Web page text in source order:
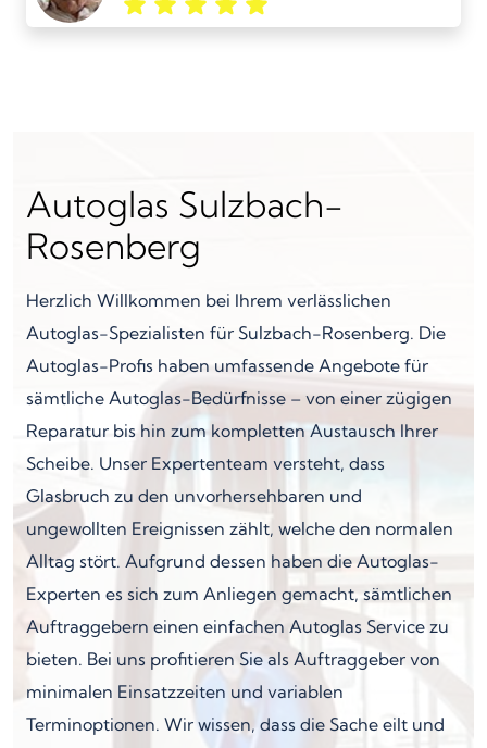
Autoglas Sulzbach-
Rosenberg
Herzlich Willkommen bei Ihrem verlässlichen
Autoglas-Spezialisten für Sulzbach-Rosenberg. Die
Autoglas-Profis haben umfassende Angebote für
sämtliche Autoglas-Bedürfnisse – von einer zügigen
Reparatur bis hin zum kompletten Austausch Ihrer
Scheibe. Unser Expertenteam versteht, dass
Glasbruch zu den unvorhersehbaren und
ungewollten Ereignissen zählt, welche den normalen
Alltag stört. Aufgrund dessen haben die Autoglas-
Experten es sich zum Anliegen gemacht, sämtlichen
Auftraggebern einen einfachen Autoglas Service zu
bieten. Bei uns profitieren Sie als Auftraggeber von
minimalen Einsatzzeiten und variablen
Terminoptionen. Wir wissen, dass die Sache eilt und